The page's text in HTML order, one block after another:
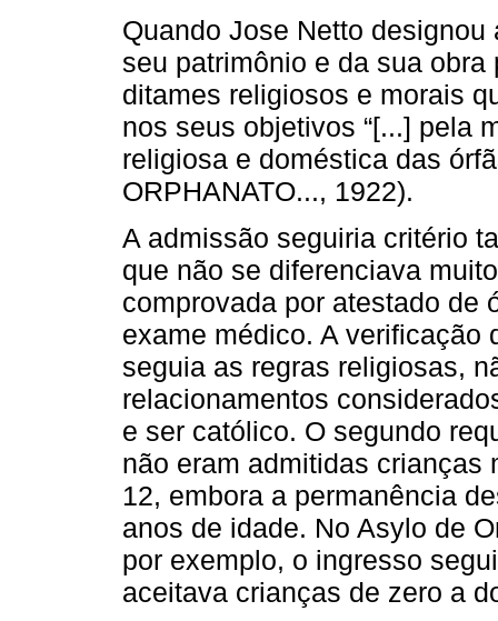
Quando Jose Netto
seu patrimônio e da sua
ditames religiosos e morais
nos seus objetivos “[...] pela
religiosa e doméstica das
ORPHANATO..., 1922).
A admissão seguiria critério
que não se diferenciava
comprovada por atestado de
exame médico. A verificação
seguia as regras religiosas,
relacionamentos
e ser católico. O segundo
não eram admitidas crianças
12, embora a permanência
anos de idade. No Asylo de
por exemplo, o ingresso
aceitava crianças de zero a